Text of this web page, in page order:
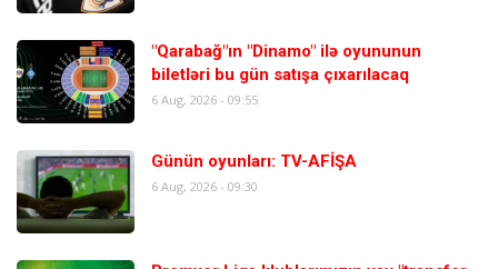
"Qarabağ"ın "Dinamo" ilə oyununun
biletləri bu gün satışa çıxarılacaq
6 Aug, 2026 - 09:55
Günün oyunları: TV-AFİŞA
6 Aug, 2026 - 09:30